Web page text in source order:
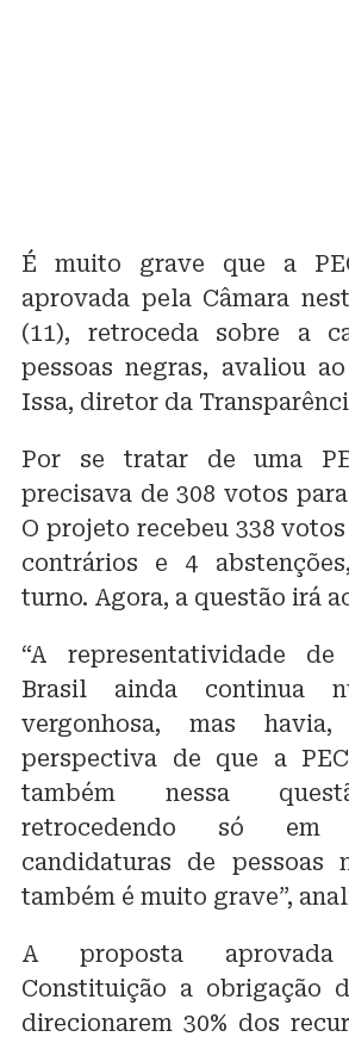
É muito grave que a
aprovada pela Câmara
(11), retroceda sobre a
pessoas negras, avaliou ao
Issa, diretor da
Por se tratar de uma
precisava de 308 votos
O projeto recebeu 338
contrários e 4
turno. Agora, a questão irá
“A representatividade
Brasil ainda continua
vergonhosa, mas
perspectiva de que a
também nessa
retrocedendo só em
candidaturas de pessoas
também é muito grave”,
A proposta
Constituição a obrigação
direcionarem 30% dos